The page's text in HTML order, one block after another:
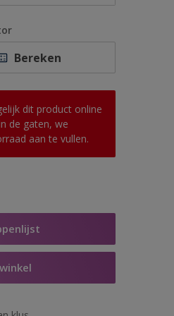
Bereken
dit product online
de gaten, we
aan te vullen.